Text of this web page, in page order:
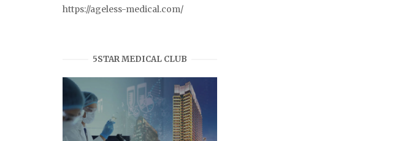
https://ageless-medical.com/
5STAR MEDICAL CLUB